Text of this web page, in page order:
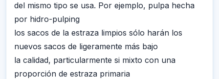
del mismo tipo se usa. Por ejemplo, pulpa hecha
por hidro-pulping
los sacos de la estraza limpios sólo harán los
nuevos sacos de ligeramente más bajo
la calidad, particularmente si mixto con una
proporción de estraza primaria